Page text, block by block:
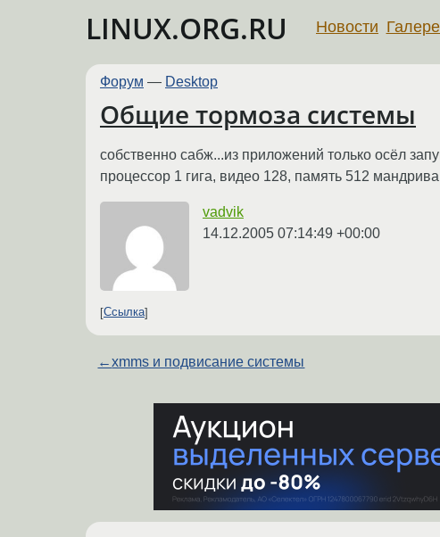
LINUX.ORG.RU Новости
Форум — Desktop
Общие тормоза системы
собственно сабж...из приложений только осёл
процессор 1 гига, видео 128, память 512
vadvik
14.12.2005 07:14:49 +00:00
Ссылка
←xmms и подвисание системы